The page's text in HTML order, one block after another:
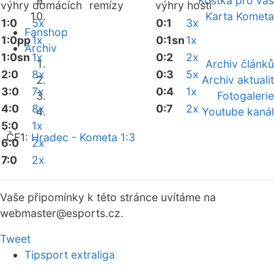
Karta Kometa
Fanshop
Archiv
Archiv článků
Archiv aktualit
Fotogalerie
Youtube kanál
ČF1: Hradec - Kometa 1:3
výhry domácích remízy výhry hostí
1:0
5x
1:0pp1x
1:0sn 1x
2:0
8x
3:0
7x
4:0
8x
5:0
1x
6:0
2x
7:0
2x
0:1
3x
0:1sn1x
0:2
2x
0:3
5x
0:4
1x
0:7
2x
Vaše připomínky k této stránce uvítáme na
webmaster@esports.cz.
Tweet
Tipsport extraliga